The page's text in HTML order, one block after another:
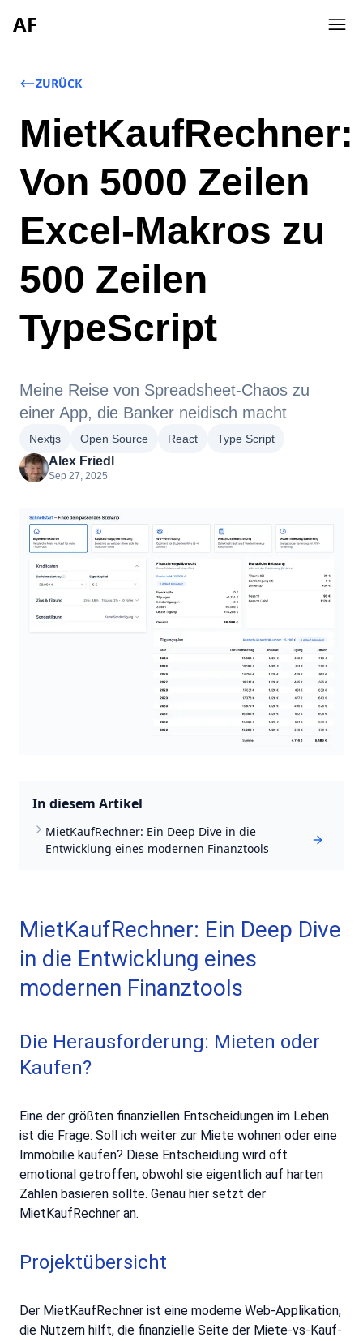
AF
ZURÜCK
MietKaufRechner:
Von 5000 Zeilen
Excel-Makros zu
500 Zeilen
TypeScript
Meine Reise von Spreadsheet-Chaos zu
einer App, die Banker neidisch macht
Nextjs Open Source React Type Script
Alex Friedl
Sep 27, 2025
In diesem Artikel
MietKaufRechner: Ein Deep Dive in die
Entwicklung eines modernen Finanztools
MietKaufRechner: Ein Deep Dive
in die Entwicklung eines
modernen Finanztools
Die Herausforderung: Mieten oder
Kaufen?
Eine der größten finanziellen Entscheidungen im Leben
ist die Frage: Soll ich weiter zur Miete wohnen oder eine
Immobilie kaufen? Diese Entscheidung wird oft
emotional getroffen, obwohl sie eigentlich auf harten
Zahlen basieren sollte. Genau hier setzt der
MietKaufRechner an.
Projektübersicht
Der MietKaufRechner ist eine moderne Web-Applikation,
die Nutzern hilft, die finanzielle Seite der Miete-vs-Kauf-